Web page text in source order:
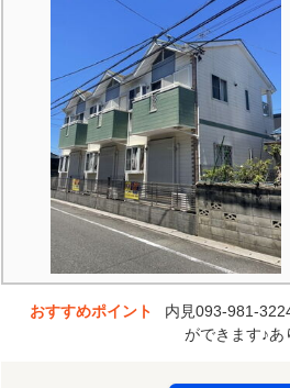
おすすめポイント
内見093-981-
ができます♪あ